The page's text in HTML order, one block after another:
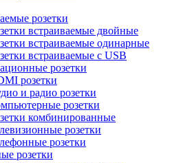
розетки
встраиваемые двойные
встраиваемые одинарные
встраиваемые с USB
розетки
розетки
и радио розетки
розетки
комбинированные
розетки
розетки
розетки